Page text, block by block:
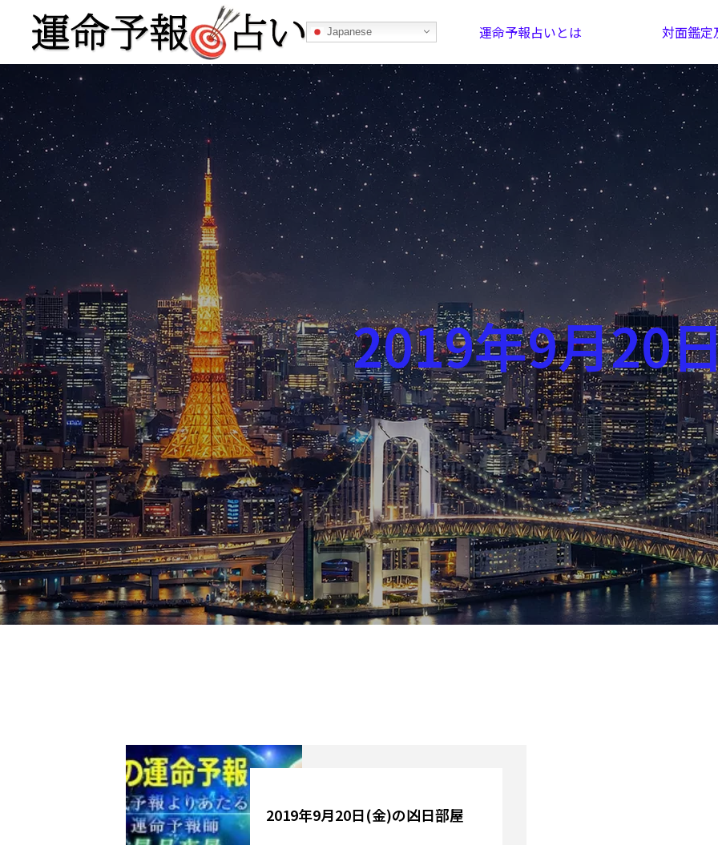
Japanese 運命予報占いとは 対面鑑定
運命予報占い
運命予報占いとは あなたの所属部屋を探そう！ 最恐の相性占い
記事カテゴリー
ブログ お知らせ 芸能界
スポーツ 競馬 社会
テニス四大大会・五輪
テニス四大大会・五輪
YouTube
2019年9月20
2019年9月20日(金)の凶日部屋